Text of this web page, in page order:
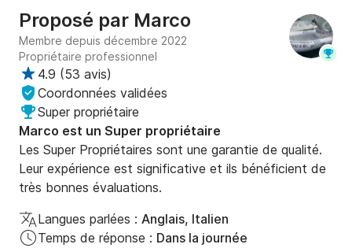
Proposé par Marco
Membre depuis décembre 2022
Propriétaire professionnel
4.9 (53 avis)
Coordonnées validées
Super propriétaire
Marco est un Super propriétaire
Les Super Propriétaires sont une garantie de qualité.
Leur expérience est significative et ils bénéficient de
très bonnes évaluations.
Langues parlées : Anglais, Italien
Temps de réponse : Dans la journée